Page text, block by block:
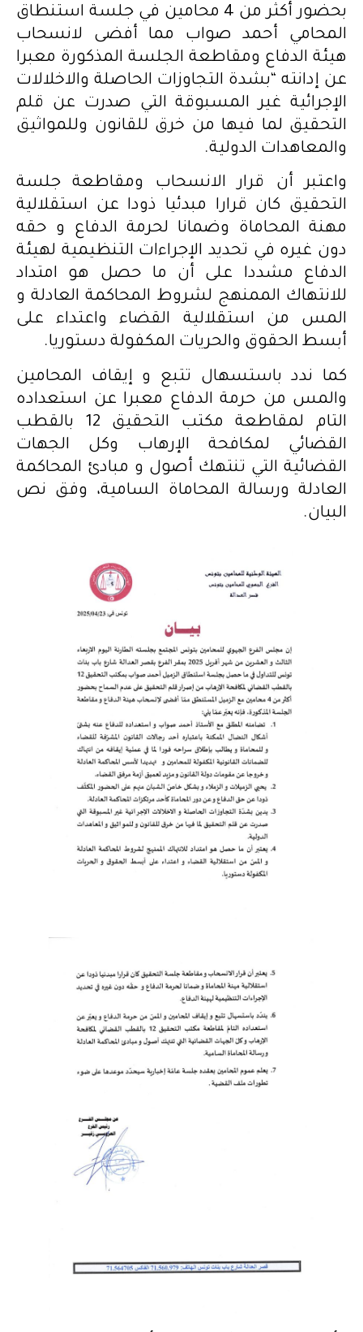
بحضور أكثر من 4 محامين في جلسة استنطاق
المحامي أحمد صواب مما أفضى لانسحاب
هيئة الدفاع ومقاطعة الجلسة المذكورة معبرا
عن إدانته “بشدة التجاوزات الحاصلة والاخلالات
الإجرائية غير المسبوقة التي صدرت عن قلم
التحقيق لما فيها من خرق للقانون وللمواثيق
والمعاهدات الدولية.
واعتبر أن قرار الانسحاب ومقاطعة جلسة
التحقيق كان قرارا مبدئيا ذودا عن استقلالية
مهنة المحاماة وضمانا لحرمة الدفاع و حقه
دون غيره في تحديد الإجراءات التنظيمية لهيئة
الدفاع مشددا على أن ما حصل هو امتداد
للانتهاك الممنهج لشروط المحاكمة العادلة و
المس من استقلالية القضاء واعتداء على
أبسط الحقوق والحريات المكفولة دستوريا.
كما ندد باستسهال تتبع و إيقاف المحامين
والمس من حرمة الدفاع معبرا عن استعداده
التام لمقاطعة مكتب التحقيق 12 بالقطب
القضائي لمكافحة الإرهاب وكل الجهات
القضائية التي تنتهك أصول و مبادئ المحاكمة
العادلة ورسالة المحاماة السامية، وفق نص
البيان.